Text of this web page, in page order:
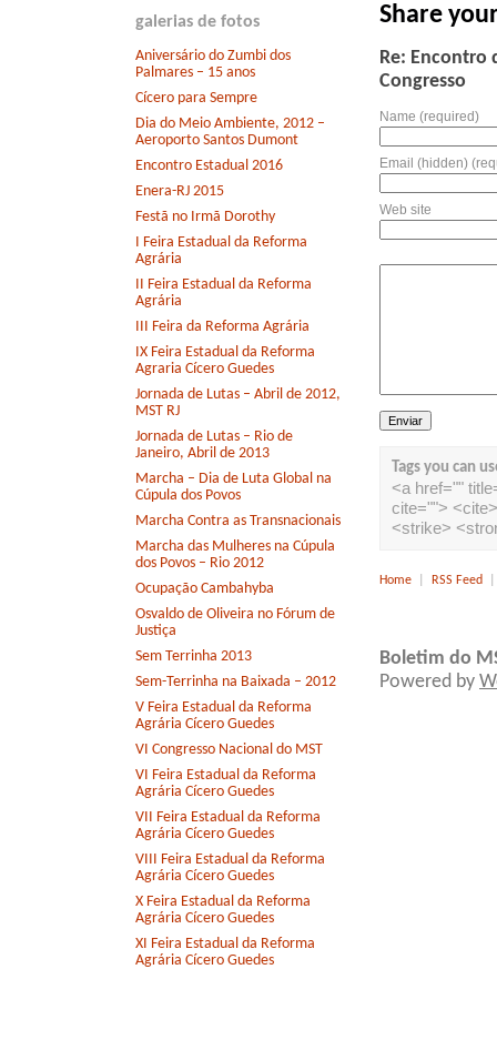
galerias de fotos
Aniversário do Zumbi dos
Palmares – 15 anos
Cícero para Sempre
Dia do Meio Ambiente, 2012 –
Aeroporto Santos Dumont
Encontro Estadual 2016
Enera-RJ 2015
Festã no Irmã Dorothy
I Feira Estadual da Reforma
Agrária
II Feira Estadual da Reforma
Agrária
III Feira da Reforma Agrária
IX Feira Estadual da Reforma
Agraria Cícero Guedes
Jornada de Lutas – Abril de 2012,
MST RJ
Jornada de Lutas – Rio de
Janeiro, Abril de 2013
Marcha – Dia de Luta Global na
Cúpula dos Povos
Marcha Contra as Transnacionais
Marcha das Mulheres na Cúpula
dos Povos – Rio 2012
Ocupação Cambahyba
Osvaldo de Oliveira no Fórum de
Justiça
Sem Terrinha 2013
Sem-Terrinha na Baixada – 2012
V Feira Estadual da Reforma
Agrária Cícero Guedes
VI Congresso Nacional do MST
VI Feira Estadual da Reforma
Agrária Cícero Guedes
VII Feira Estadual da Reforma
Agrária Cícero Guedes
VIII Feira Estadual da Reforma
Agrária Cícero Guedes
X Feira Estadual da Reforma
Agrária Cícero Guedes
XI Feira Estadual da Reforma
Agrária Cícero Guedes
Share
Re: Encontro
Congresso
Name (required)
Email (hidden)
Web site
Tags you can
<a href=""
cite="">
<strike>
Home RSS Feed
Boletim do
Powered by